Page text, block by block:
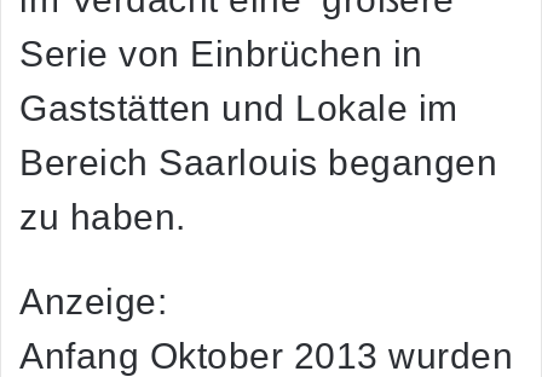
Serie von Einbrüchen in
Gaststätten und Lokale im
Bereich Saarlouis begangen
zu haben.
Anzeige:
Anfang Oktober 2013 wurden